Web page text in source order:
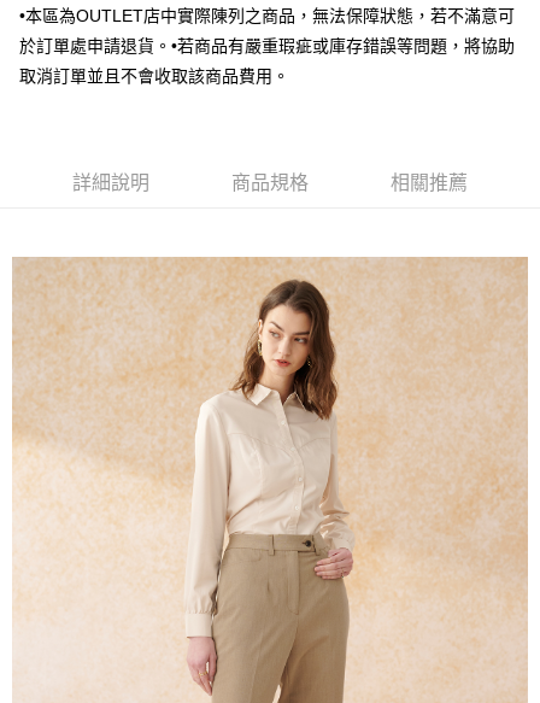
台新國際商業銀行
中國信託商業銀行
台灣樂天信用卡公司
元大商業銀行
永豐商業銀行
玉山商業銀行
星展（台灣）商業銀行
台灣樂天信用卡公司
Google Pay
AFTEE先享後付是「在收到商品之後才付款」的支付方式。 讓您購物簡單
３．安心：先確認商品／服務後，再付款。
【「AFTEE先享後付」結帳流程】
１．於結帳方式選擇「AFTEE先享後付」後，將跳轉至「AFTEE先享後付」
結帳頁面，進行簡訊認證並確認金額後，即可完成結帳。
２．訂單成立數日內，您將收到繳費通知簡訊。
３．收到繳費通知簡訊後14天內，點擊此簡訊中的連結，可透過四大超商／
ATM／網路銀行／等多元方式進行付款，方視為交易完成。
※ 請注意：結帳手續完成當下不需立刻繳費，但若您需要取消訂單，請聯絡
購買商品的店家。未經商家同意取消之訂單仍視為有效，需透過AFTEE先享
後付繳納相關費用。
※ 交易是否成功請以「AFTEE先享後付 」之結帳頁面顯示為準，若有關於
是否繳費成功／繳費後需取消欲退款等相關疑問，請聯繫「AFTEE先享後付
客戶支援中心」
https://netprotections.freshdesk.com/support/home
１．透過由恩沛科技股份有限公司提供之「AFTEE先享後付」服務完成之交
易，需依本服務之必要範圍內提供個人資料，並將交易相關給付款項請求債
權轉讓予恩沛科技股份有限公司。
２．關於個人資料處理事宜，請瀏覽以下網址：
ATM付款
新竹物流宅配
每筆NT$120，滿NT$3,000(含以上)免運費
新竹物流離島宅配
每筆NT$350，滿NT$3,500(含以上)免運費
LINEX 宇迅國際 查看運費
•本區為OUTLET店中實際陳列之商品，無法保障狀態，若不滿意可
於訂單處申請退貨。•若商品有嚴重瑕疵或庫存錯誤等問題，將協助
取消訂單並且不會收取該商品費用。
詳細說明 商品規格 相關推薦